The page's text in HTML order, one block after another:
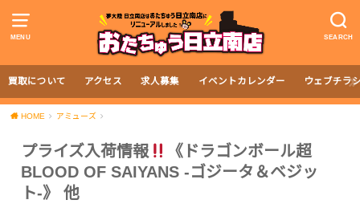
MENU SEARCH
買取について アクセス 求人募集 イベントカレンダー ウェブチラ
HOME アミューズ
プライズ入荷情報
《ドラゴンボール超
BLOOD OF SAIYANS -ゴジータ＆ベジッ
ト-》 他